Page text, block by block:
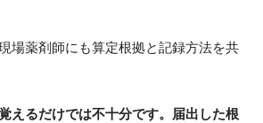
場薬剤師にも算定根拠と記録方法を共
えるだけでは不十分です。届出した根